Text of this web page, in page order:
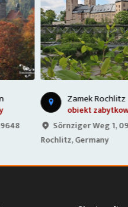
Zamek Rochlitz
obiekt zabytkowy
Sörnziger Weg 1, 09306
Rochlitz, Germany